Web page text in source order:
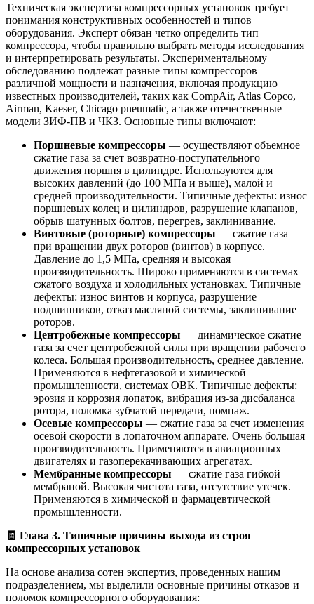
Техническая экспертиза компрессорных установок требует
понимания конструктивных особенностей и типов
оборудования. Эксперт обязан четко определить тип
компрессора, чтобы правильно выбрать методы исследования
и интерпретировать результаты. Экспериментальному
обследованию подлежат разные типы компрессоров
различной мощности и назначения, включая продукцию
известных производителей, таких как CompAir, Atlas Copco,
Airman, Kaeser, Chicago pneumatic, а также отечественные
модели ЗИФ-ПВ и ЧКЗ. Основные типы включают:
Поршневые компрессоры — осуществляют объемное
сжатие газа за счет возвратно-поступательного
движения поршня в цилиндре. Используются для
высоких давлений (до 100 МПа и выше), малой и
средней производительности. Типичные дефекты: износ
поршневых колец и цилиндров, разрушение клапанов,
обрыв шатунных болтов, перегрев, заклинивание.
Винтовые (роторные) компрессоры — сжатие газа
при вращении двух роторов (винтов) в корпусе.
Давление до 1,5 МПа, средняя и высокая
производительность. Широко применяются в системах
сжатого воздуха и холодильных установках. Типичные
дефекты: износ винтов и корпуса, разрушение
подшипников, отказ масляной системы, заклинивание
роторов.
Центробежные компрессоры — динамическое сжатие
газа за счет центробежной силы при вращении рабочего
колеса. Большая производительность, среднее давление.
Применяются в нефтегазовой и химической
промышленности, системах ОВК. Типичные дефекты:
эрозия и коррозия лопаток, вибрация из-за дисбаланса
ротора, поломка зубчатой передачи, помпаж.
Осевые компрессоры — сжатие газа за счет изменения
осевой скорости в лопаточном аппарате. Очень большая
производительность. Применяются в авиационных
двигателях и газоперекачивающих агрегатах.
Мембранные компрессоры — сжатие газа гибкой
мембраной. Высокая чистота газа, отсутствие утечек.
Применяются в химической и фармацевтической
промышленности.
🧾 Глава 3. Типичные причины выхода из строя
компрессорных установок
На основе анализа сотен экспертиз, проведенных нашим
подразделением, мы выделили основные причины отказов и
поломок компрессорного оборудования: